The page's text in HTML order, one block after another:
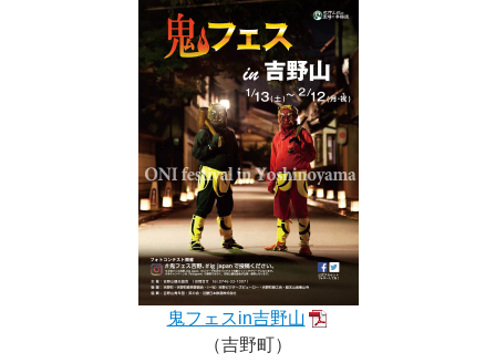
鬼フェスin吉野山
（吉野町）